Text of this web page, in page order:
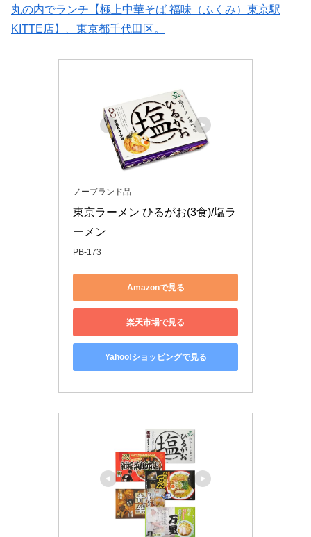
丸の内でランチ【極上中華そば 福味（ふくみ）東京駅
KITTE店】、東京都千代田区。
ノーブランド品
東京ラーメン ひるがお(3食)/塩ラ
ーメン
PB-173
Amazonで見る
楽天市場で見る
Yahoo!ショッピングで見る